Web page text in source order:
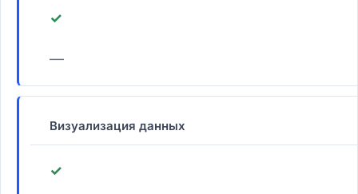
✓
—
Визуализация данных
✓